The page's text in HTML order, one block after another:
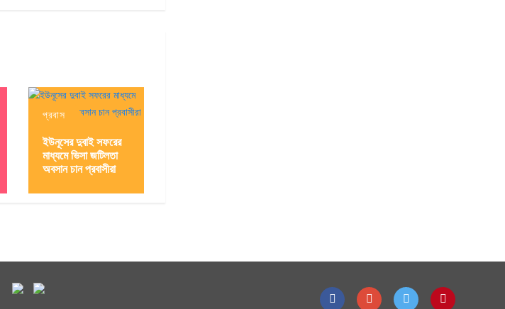
প্রবাস
ইউনূসের দুবাই সফরের
মাধ্যমে ভিসা জটিলতা
অবসান চান প্রবাসীরা